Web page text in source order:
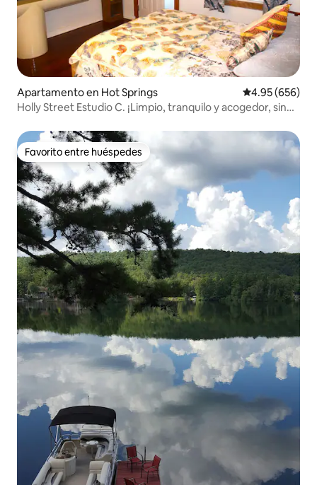
Apartamento en Hot Springs Calificación
4.95 (656)
Holly Street Estudio C. ¡Limpio, tranquilo y acogedor, sin
Favorito entre huéspedes
Favorito entre huéspedes